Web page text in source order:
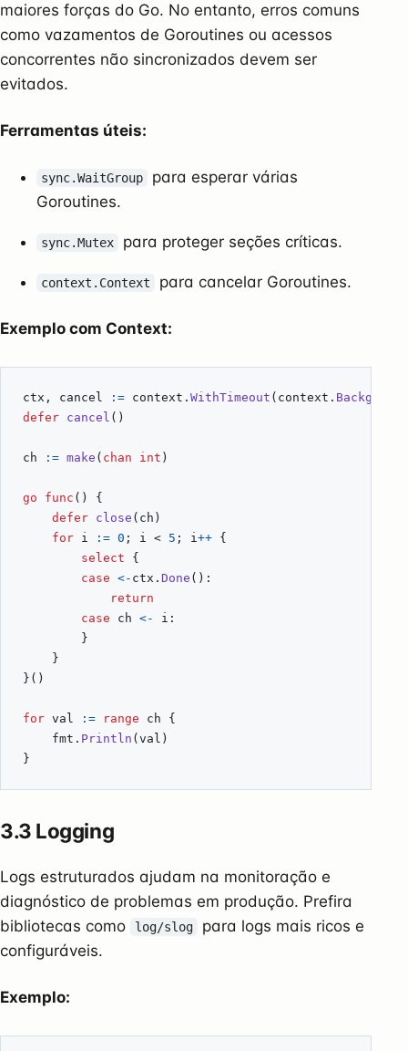
maiores forças do Go. No entanto, erros comuns
como vazamentos de Goroutines ou acessos
concorrentes não sincronizados devem ser
evitados.
Ferramentas úteis:
sync.WaitGroup
para esperar várias
Goroutines.
sync.Mutex para proteger seções críticas.
context.Context para cancelar Goroutines.
Exemplo com Context:
ctx , cancel := context . WithTimeout ( context . Background
defer cancel ()
ch := make ( chan int )
go func ()
{
defer close ( ch )
for i := 0 ; i < 5 ; i++ {
select
{
case <- ctx . Done ():
return
case
ch <- i :
}
}
}()
for val := range ch
{
fmt . Println ( val )
}
3.3 Logging
Logs estruturados ajudam na monitoração e
diagnóstico de problemas em produção. Prefira
bibliotecas como
log/slog
para logs mais ricos e
configuráveis.
Exemplo: